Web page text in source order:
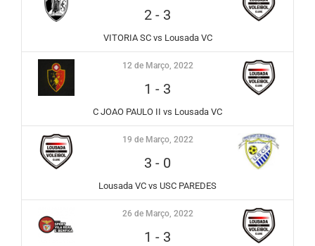
2 - 3
VITORIA SC vs Lousada VC
12 de Março, 2022
1 - 3
C JOAO PAULO II vs Lousada VC
19 de Março, 2022
3 - 0
Lousada VC vs USC PAREDES
26 de Março, 2022
1 - 3